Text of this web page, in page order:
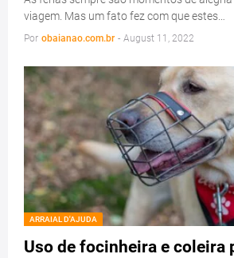
viagem. Mas um fato fez com que estes…
Por obaianao.com.br - August 11, 2022
ARRAIAL D'AJUDA
Uso de focinheira e coleira